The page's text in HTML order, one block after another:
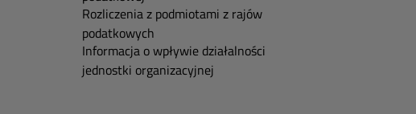
Rozliczenia z podmiotami z rajów
podatkowych
Informacja o wpływie działalności
jednostki organizacyjnej